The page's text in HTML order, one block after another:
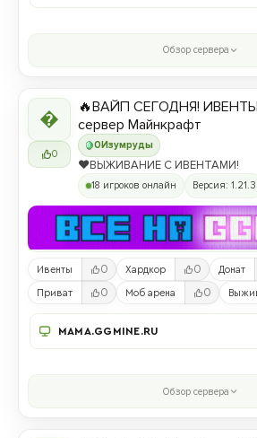
Обзор сервера

0
0 Изумруды
🔥ВАЙП СЕГОДНЯ!
сервер Майнкрафт
❤️ВЫЖИВАНИЕ С ИВЕНТАМИ!
18 игроков онлайн Версия: 1.21.3
Ивенты 0 Хардкор 0 Донат
Приват 0 Моб арена 0
MAMA.GGMINE.RU
Обзор сервера